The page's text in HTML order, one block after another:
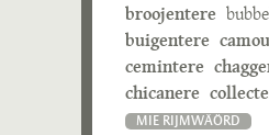
broojentere
buigentere
cemintere
chicanere
MIE RIJMWÄÖRD